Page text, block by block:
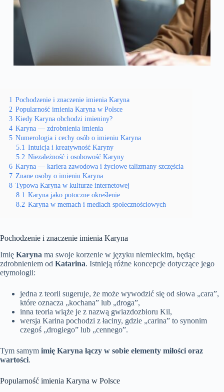
1 Pochodzenie i znaczenie imienia Karyna
2 Popularność imienia Karyna w Polsce
3 Kiedy Karyna obchodzi imieniny?
4 Karyna — zdrobnienia imienia
5 Numerologia i cechy osób o imieniu Karyna
5.1 Intuicja i kreatywność Karyny
5.2 Niezależność i osobowość Karyny
6 Karyna — kariera zawodowa i życiowe talizmany szczęścia
7 Znane osoby o imieniu Karyna
8 Typowa Karyna w kulturze internetowej
8.1 Karyna jako potoczne określenie
8.2 Karyna w memach i mediach społecznościowych
Pochodzenie i znaczenie imienia Karyna
Imię Karyna ma swoje korzenie w języku niemieckim, będąc
zdrobnieniem od Katarina. Istnieją różne koncepcje dotyczące jego
etymologii:
jedna z teorii sugeruje, że może wywodzić się od słowa „cara”,
które oznacza „kochana” lub „droga”,
inna teoria wiąże je z nazwą gwiazdozbioru Kil,
wersja Karina pochodzi z łaciny, gdzie „carina” to synonim
czegoś „drogiego” lub „cennego”.
Tym samym imię Karyna łączy w sobie elementy miłości oraz
wartości.
Popularność imienia Karyna w Polsce